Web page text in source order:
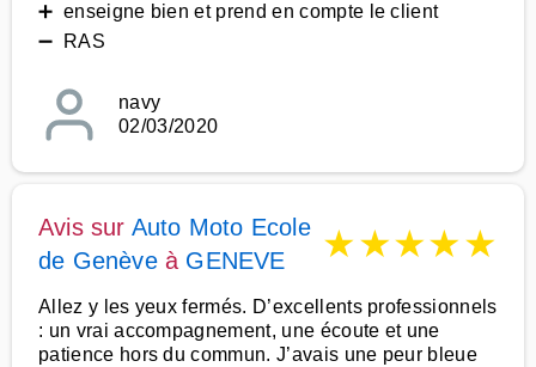
➕ enseigne bien et prend en compte le client
➖ RAS
navy
02/03/2020
Avis sur Auto Moto Ecole
de Genèveà GENEVE ★★★★★
Allez y les yeux fermés. D’excellents professionnels
: un vrai accompagnement, une écoute et une
patience hors du commun. J’avais une peur bleue